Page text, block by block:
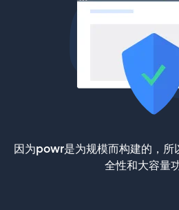
因为powr是为规模而构建的，所
全性和大容量功